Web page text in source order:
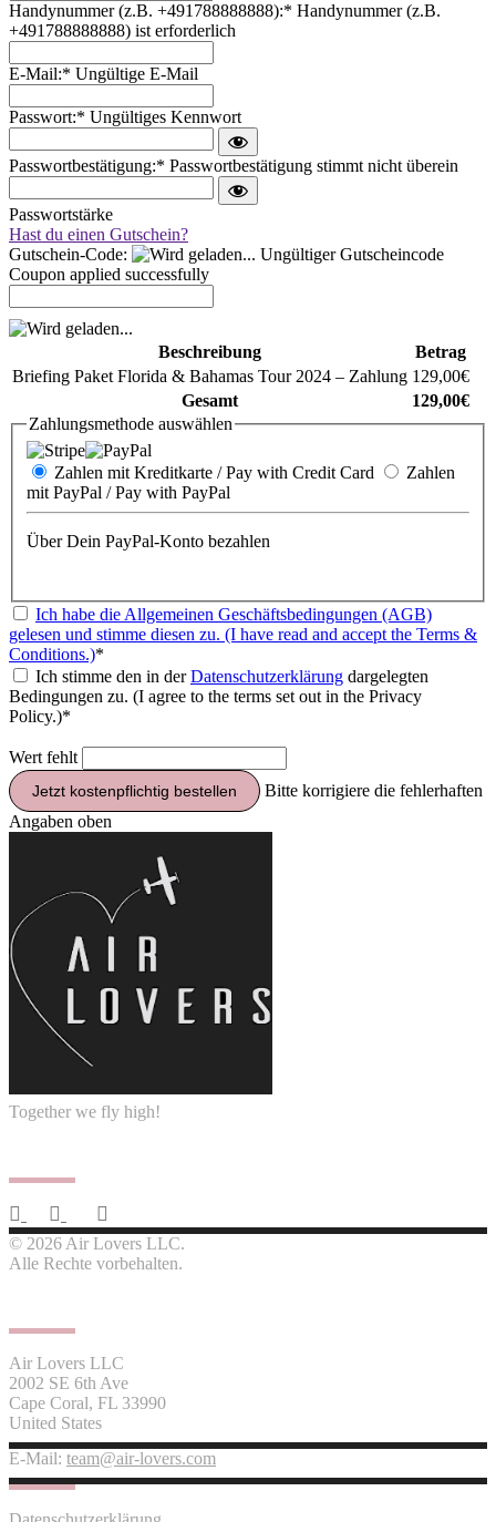
Handynummer (z.B. +491788888888):* Handynummer (z.B.
+491788888888) ist erforderlich
E-Mail:* Ungültige E-Mail
Passwort:* Ungültiges Kennwort
Passwortbestätigung:* Passwortbestätigung stimmt nicht überein
Passwortstärke
Hast du einen Gutschein?
Gutschein-Code:
Ungültiger Gutscheincode
Coupon applied successfully
Beschreibung
Betrag
Briefing Paket Florida & Bahamas Tour 2024 – Zahlung 129,00€
Gesamt
129,00€
Zahlungsmethode auswählen
Zahlen mit Kreditkarte / Pay with Credit Card
Zahlen
mit PayPal / Pay with PayPal
Über Dein PayPal-Konto bezahlen
Ich habe die Allgemeinen Geschäftsbedingungen (AGB)
gelesen und stimme diesen zu. (I have read and accept the Terms &
Conditions.)*
Ich stimme den in derDatenschutzerklärung dargelegten
Bedingungen zu. (I agree to the terms set out in the Privacy
Policy.)*
Wert fehlt
Bitte korrigiere die fehlerhaften
Angaben oben
Together we fly high!
© 2026 Air Lovers LLC.
Alle Rechte vorbehalten.
Air Lovers LLC
2002 SE 6th Ave
Cape Coral, FL 33990
United States
E-Mail: team@air-lovers.com